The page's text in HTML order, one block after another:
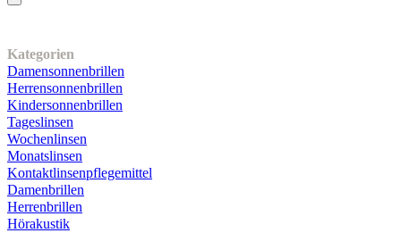
Kategorien
Damensonnenbrillen
Herrensonnenbrillen
Kindersonnenbrillen
Tageslinsen
Wochenlinsen
Monatslinsen
Kontaktlinsenpflegemittel
Damenbrillen
Herrenbrillen
Hörakustik